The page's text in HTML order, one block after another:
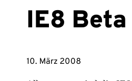
IE8
10. März 2008